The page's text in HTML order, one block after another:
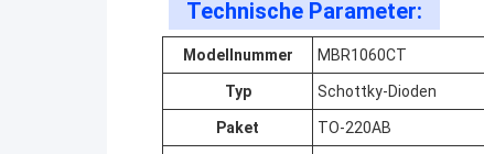
Technische Parameter:
Modellnummer MBR1060CT
Typ Schottky-Dioden
Paket TO-220AB